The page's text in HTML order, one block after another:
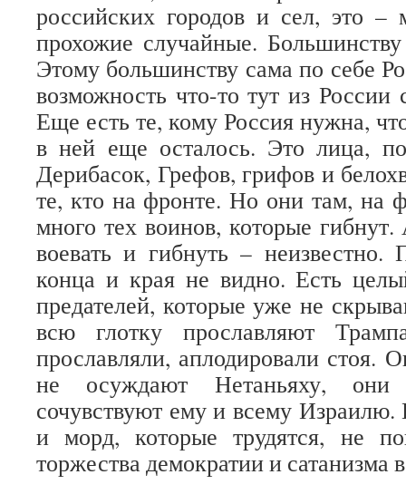
российских городов и сел, это –
прохожие случайные.
Этому большинству сама по себе
возможность что-то тут из России
Еще есть те, кому Россия нужна,
в ней еще осталось. Это лица,
Дерибасок, Грефов, грифов и
те, кто на фронте. Но они там, на
много тех воинов, которые
воевать и гибнуть – неизвестно.
конца и края не видно. Есть
предателей, которые уже не
всю глотку прославляют
прославляли, аплодировали стоя.
не осуждают Нетаньяху,
сочувствуют ему и всему
и морд, которые трудятся, не
торжества демократии и сатанизма